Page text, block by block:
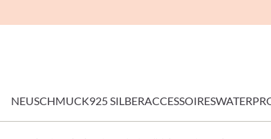
NEUSCHMUCK925 SILBERACCESSOIRES